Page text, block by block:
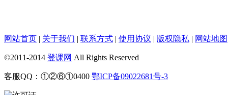
网站首页 | 关于我们 | 联系方式 | 使用协议 | 版权隐私 | 网站地图
©2011-2014 登课网 All Rights Reserved
客服QQ：①②⑥①0400 鄂ICP备09022681号-3